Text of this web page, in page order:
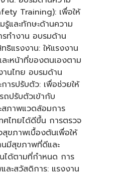
Training): เพื่อให้
รู้และทักษะด้านความ
ทำงาน อบรมด้าน
ธิแรงงาน: ให้แรงงาน
ละหน้าที่ของตนเองตาม
นไทย อบรมด้าน
ารปรับตัว: เพื่อช่วยให้
ถปรับตัวเข้ากับ
ภาพแวดล้อมการ
ทศไทยได้ดีขึ้น การตรวจ
ขภาพเบื้องต้นเพื่อให้
นมีสุขภาพที่ดีและ
ได้ตามที่กำหนด การ
ละสวัสดิการ: แรงงาน